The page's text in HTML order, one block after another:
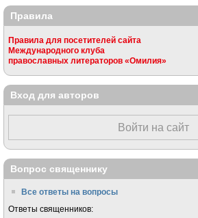
Правила
Правила для посетителей сайта
Международного клуба
православных литераторов «Омилия»
Вход для авторов
Войти на сайт
Вопрос священнику
Все ответы на вопросы
Ответы священников: